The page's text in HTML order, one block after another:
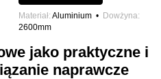
jako praktyczne i
naprawcze
Materiał Aluminium
Dowżyna
2600mm